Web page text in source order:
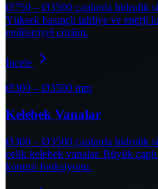
Ø750 – Ø3500 çaplarda hidrolik
Yüksek basınçlı tahliye ve enerji
endüstriyel çözüm.
İncele
Ø300 – Ø3500 mm
Kelebek Vanalar
Ø300 – Ø3500 çaplarda hidrolik
çelik kelebek vanalar. Büyük çaplı
kontrol fonksiyonu.